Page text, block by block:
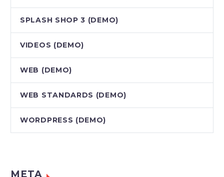
SPLASH SHOP 3 (DEMO)
VIDEOS (DEMO)
WEB (DEMO)
WEB STANDARDS (DEMO)
WORDPRESS (DEMO)
META